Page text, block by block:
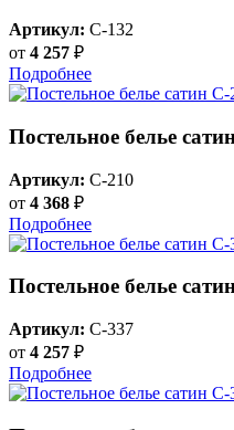
Артикул: C-132
от 4 257 ₽
Подробнее
Постельное белье
Артикул: C-210
от 4 368 ₽
Подробнее
Постельное белье
Артикул: C-337
от 4 257 ₽
Подробнее